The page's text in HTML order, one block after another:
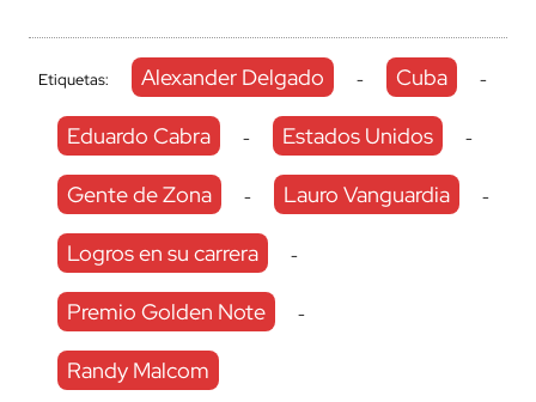
Etiquetas: Alexander Delgado - Cuba -
Eduardo Cabra - Estados Unidos -
Gente de Zona - Lauro Vanguardia -
Logros en su carrera -
Premio Golden Note -
Randy Malcom